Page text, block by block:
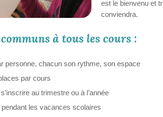
est le bienvenu et
conviendra.
à tous les cours :
personne, chacun son rythme, son espace
par cours
au trimestre ou à l’année
les vacances scolaires